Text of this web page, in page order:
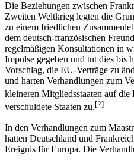
Die Beziehungen zwischen
Zweiten Weltkrieg legten die
zu einem friedlichen
dem deutsch-französischen
regelmäßigen Konsultationen in
Impulse gegeben und tut dies bis
Vorschlag, die EU-Verträge zu
und harten Verhandlungen zum
kleineren Mitgliedsstaaten auf die
verschuldete Staaten zu.[2]
In den Verhandlungen zum
hatten Deutschland und
Ereignis für Europa. Die